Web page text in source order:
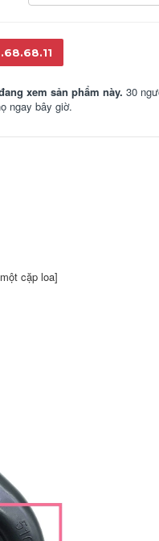
xem sản phẩm này. 30
ngay bây giờ.
cặp loa]